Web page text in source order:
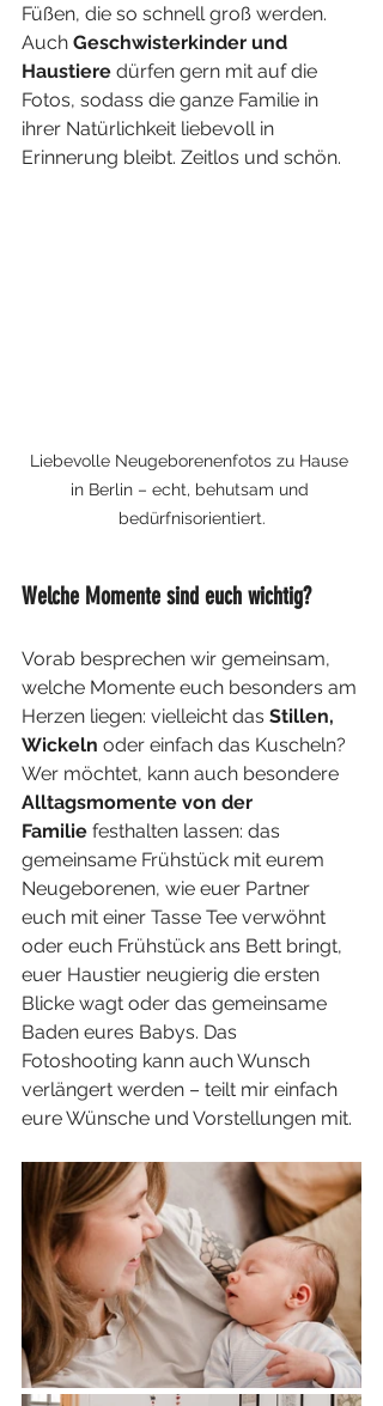
Füßen, die so schnell groß werden.
Auch Geschwisterkinder und
Haustiere dürfen gern mit auf die
Fotos, sodass die ganze Familie in
ihrer Natürlichkeit liebevoll in
Erinnerung bleibt. Zeitlos und schön.
Liebevolle Neugeborenenfotos zu Hause
in Berlin – echt, behutsam und
bedürfnisorientiert.
Welche Momente sind euch wichtig?
Vorab besprechen wir gemeinsam,
welche Momente euch besonders am
Herzen liegen: vielleicht das Stillen,
Wickeln oder einfach das Kuscheln?
Wer möchtet, kann auch besondere
Alltagsmomente von der
Familie festhalten lassen: das
gemeinsame Frühstück mit eurem
Neugeborenen, wie euer Partner
euch mit einer Tasse Tee verwöhnt
oder euch Frühstück ans Bett bringt,
euer Haustier neugierig die ersten
Blicke wagt oder das gemeinsame
Baden eures Babys. Das
Fotoshooting kann auch Wunsch
verlängert werden – teilt mir einfach
eure Wünsche und Vorstellungen mit.